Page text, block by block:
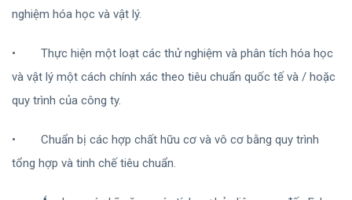
nghiệm hóa học và vật lý.
•
Thực hiện một loạt các thử nghiệm và phân tích hóa học
và vật lý một cách chính xác theo tiêu chuẩn quốc tế và / hoặc
quy trình của công ty.
•
Chuẩn bị các hợp chất hữu cơ và vô cơ bằng quy trình
tổng hợp và tinh chế tiêu chuẩn.